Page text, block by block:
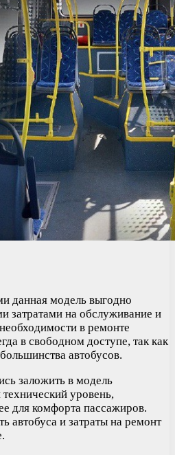
данная модель выгодно
затратами на обслуживание и
в ремонте
в свободном доступе, так как
автобусов.
заложить в модель
уровень,
для комфорта пассажиров.
автобуса и затраты на ремонт